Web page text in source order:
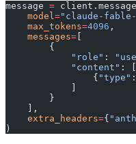
message =
    model
="claude-
    max_tokens
=4096 ,
    messages
=
        {
            "role"
:
            "content"
: [
                {
"type"
        }
    ],
    extra_headers
={
)